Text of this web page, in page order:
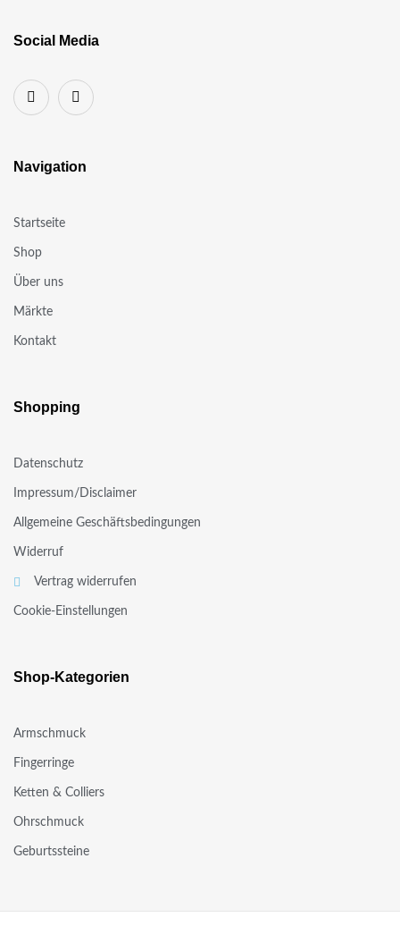
Social Media
Navigation
Startseite
Shop
Über uns
Märkte
Kontakt
Shopping
Datenschutz
Impressum/Disclaimer
Allgemeine Geschäftsbedingungen
Widerruf
Vertrag widerrufen
Cookie-Einstellungen
Shop-Kategorien
Armschmuck
Fingerringe
Ketten & Colliers
Ohrschmuck
Geburtssteine